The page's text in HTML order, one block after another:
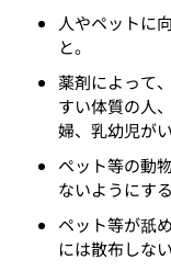
人やペットに
と。
薬剤によって
すい体質の人
婦、乳幼児が
ペット等の動
ないようにす
ペット等が舐
には散布しな